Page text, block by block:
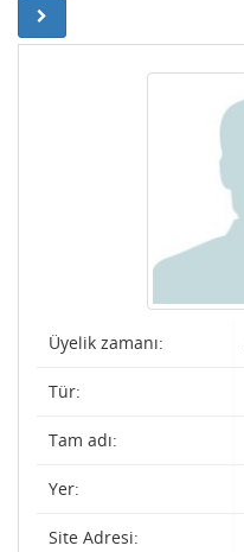
Üyelik zamanı:
Tür:
Tam adı:
Yer:
Site Adresi: